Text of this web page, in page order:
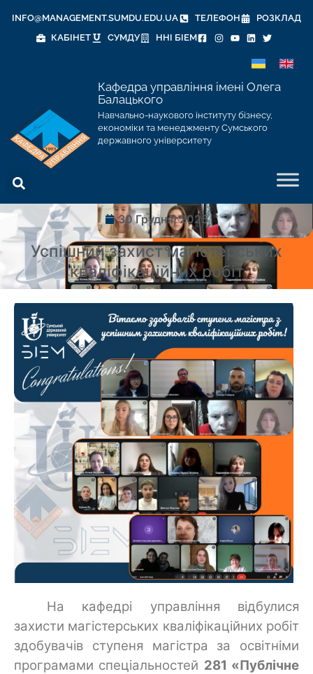
INFO@MANAGEMENT.SUMDU.EDU.UA ТЕЛЕФОН
РОЗКЛАД
КАБІНЕТ
СУМДУ ННІ БІЕМ
Кафедра управління імені Олега
Балацького
Навчально-наукового інституту бізнесу,
економіки та менеджменту Сумського
державного університету
30 Грудня, 2025
Успішний захист магістерських
кваліфікаційних робіт
На кафедрі управління відбулися
захисти магістерських кваліфікаційних робіт
здобувачів ступеня магістра за освітніми
програмами спеціальностей 281 «Публічне